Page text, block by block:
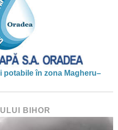
potabile în zona Magheru–
BIHOR